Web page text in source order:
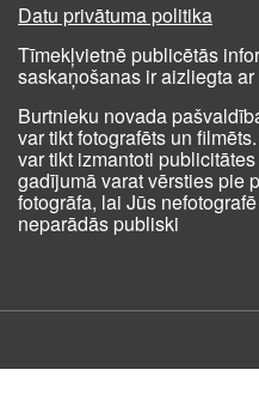
Datu privātuma politika
Tīmekļvietnē publicētās
saskaņošanas ir aizliegta
Burtnieku novada
var tikt fotografēts un
var tikt izmantoti
gadījumā varat vērsties pie
fotogrāfa, lai Jūs
neparādās publiski